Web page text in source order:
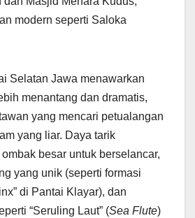
modern seperti Saloka
Selatan Jawa menawarkan
menantang dan dramatis,
yang mencari petualangan
yang liar. Daya tarik
besar untuk berselancar,
yang unik (seperti formasi
di Pantai Klayar), dan
“Seruling Laut” (Sea Flute)